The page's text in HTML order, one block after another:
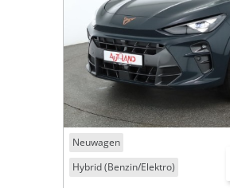
Neuwagen
Hybrid (Benzin/Elektro)